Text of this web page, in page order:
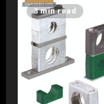
3 min read